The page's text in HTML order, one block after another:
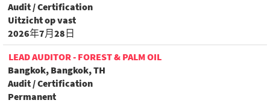
Audit / Certification
Uitzicht op vast
2026年7月28日
LEAD AUDITOR - FOREST & PALM OIL
Bangkok, Bangkok, TH
Audit / Certification
Permanent